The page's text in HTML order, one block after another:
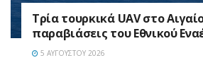
Τρία τουρκικά UAV στο
παραβιάσεις του Εθνικού
5 ΑΥΓΟΎΣΤΟΥ 2026